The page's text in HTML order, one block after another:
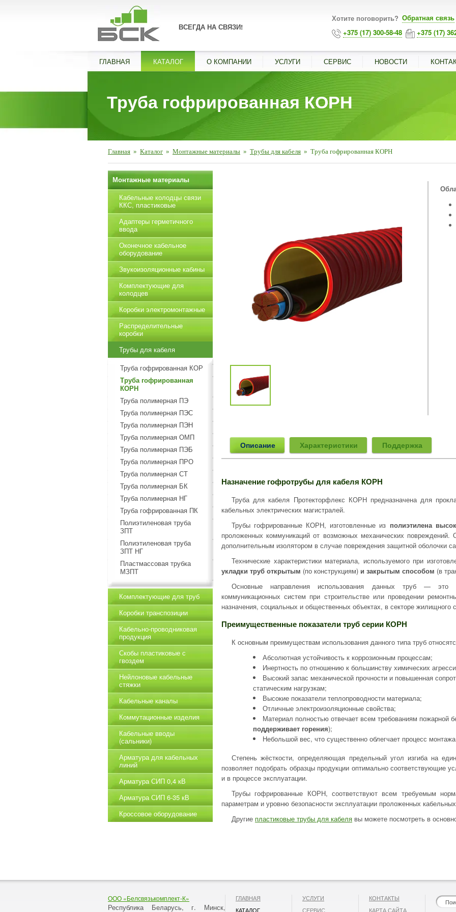
ВСЕГДА НА СВЯЗИ!
Хотите поговорить? Обратная связь
+375 (17) 300-58-48
+375 (17)
ГЛАВНАЯ КАТАЛОГ О КОМПАНИИ УСЛУГИ СЕРВИС НОВОСТИ
Труба гофрированная КОРН
Главная » Каталог » Монтажные материалы » Трубы для кабеля » Труба гофрированная КОРН
■
Описание Характеристики Поддержка
Назначение гофротрубы для кабеля КОРН
Труба для кабеля Протекторфлекс КОРН предназначена для
кабельных электрических магистралей.
Трубы гофрированные КОРН, изготовленные из полиэтилена
проложенных коммуникаций от возможных механических повреждений.
дополнительным изолятором в случае повреждения защитной оболочки
Технические характеристики материала, используемого при
укладки труб открытым (по конструкциям) и закрытым способом (в
Основные направления использования данных труб — это
коммуникационных систем при строительстве или проведении
назначения, социальных и общественных объектах, в секторе жилищного
Преимущественные показатели труб серии КОРН
К основным преимуществам использования данного типа труб
Абсолютная устойчивость к коррозионным процессам;
Инертность по отношению к большинству химических
Высокий запас механической прочности и повышенная
статическим нагрузкам;
Высокие показатели теплопроводности материала;
Отличные электроизоляционные свойства;
Материал полностью отвечает всем требованиям пожарной
поддерживает горения);
Небольшой вес, что существенно облегчает процесс
Степень жёсткости, определяющая предельный угол изгиба на
позволяет подобрать образцы продукции оптимально соответствующие
и в процессе эксплуатации.
Трубы гофрированные КОРН, соответствуют всем требуемым
параметрам и уровню безопасности эксплуатации проложенных
Другие пластиковые трубы для кабеля вы можете посмотреть в
Монтажные материалы
Кабельные колодцы связи
ККС, пластиковые
Адаптеры герметичного
ввода
Оконечное кабельное
оборудование
Звукоизоляционные кабины
Комплектующие для
колодцев
Коробки электромонтажные
Распределительные
коробки
Трубы для кабеля
Труба гофрированная КОР
Труба гофрированная
КОРН
Труба полимерная ПЭ
Труба полимерная ПЭС
Труба полимерная ПЭН
Труба полимерная ОМП
Труба полимерная ПЭБ
Труба полимерная ПРО
Труба полимерная СТ
Труба полимерная БК
Труба полимерная НГ
Труба гофрированная ПК
Полиэтиленовая труба
ЗПТ
Полиэтиленовая труба
ЗПТ НГ
Пластмассовая трубка
МЗПТ
Комплектующие для труб
Коробки транспозиции
Кабельно-проводниковая
продукция
Скобы пластиковые с
гвоздем
Нейлоновые кабельные
стяжки
Кабельные каналы
Коммутационные изделия
Кабельные вводы
(сальники)
Арматура для кабельных
линий
Арматура СИП 0,4 кВ
Арматура СИП 6-35 кВ
Кроссовое оборудование
ООО «Белсвязькомплект-К»
Республика Беларусь, г. Минск,
ГЛАВНАЯ
КАТАЛОГ
УСЛУГИ
СЕРВИС
КОНТАКТЫ
КАРТА САЙТА